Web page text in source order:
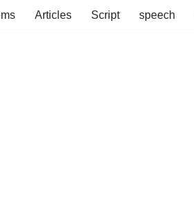
Articles Script speech